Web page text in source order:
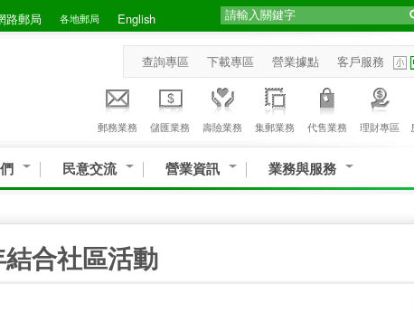
路郵局 各地郵局 English
查詢專區 下載專區 營業據點 客戶服務
郵務業務 儲匯業務 壽險業務 集郵業務 代售業務 理財專區
民意交流 營業資訊 業務與服務
合社區活動